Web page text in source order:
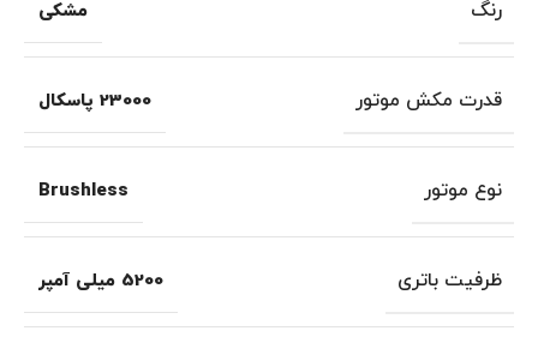
رنگ مشکی
قدرت مکش موتور 23000 پاسکال
نوع موتور Brushless
ظرفیت باتری 5200 میلی آمپر